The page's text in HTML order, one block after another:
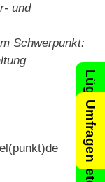
und
Schwerpunkt:
Lügenthermometer
Umfragen